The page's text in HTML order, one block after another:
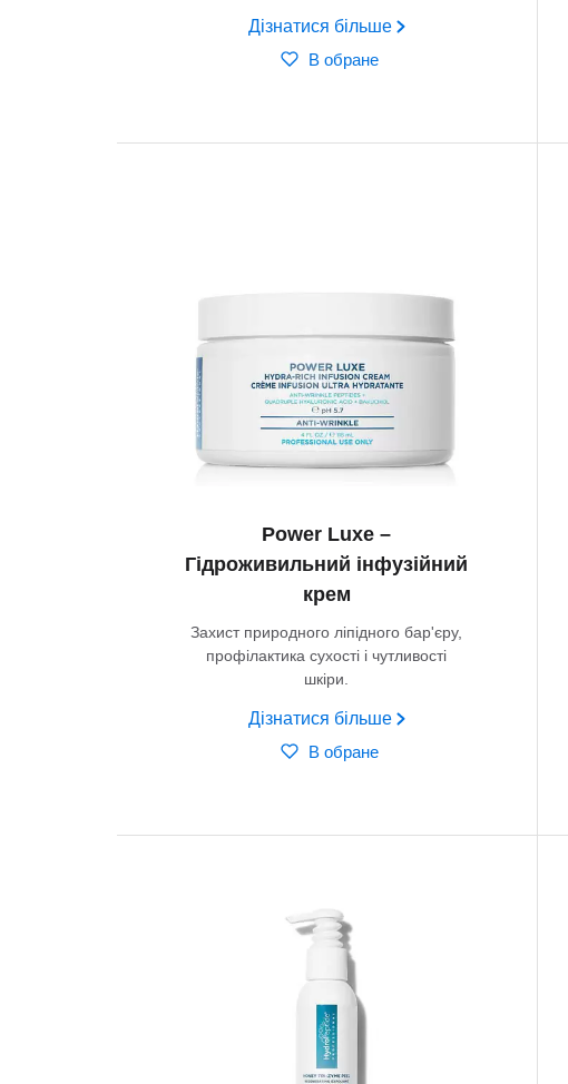
Дізнатися більше
В обране
Power Luxe –
Гідроживильний інфузійний
крем
Захист природного ліпідного бар'єру,
профілактика сухості і чутливості
шкіри.
Дізнатися більше
В обране